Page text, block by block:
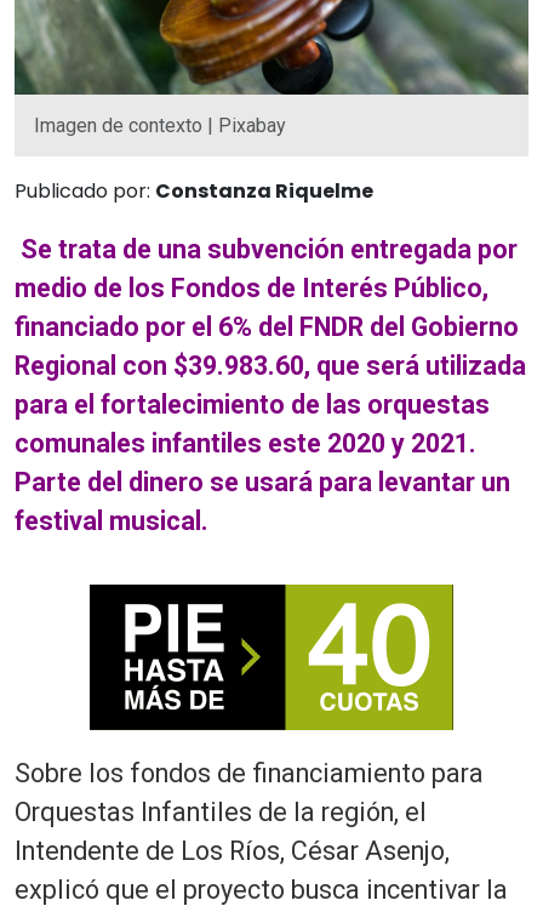
Imagen de contexto | Pixabay
Publicado por: Constanza Riquelme
Se trata de una subvención entregada por
medio de los Fondos de Interés Público,
financiado por el 6% del FNDR del Gobierno
Regional con $39.983.60, que será utilizada
para el fortalecimiento de las orquestas
comunales infantiles este 2020 y 2021.
Parte del dinero se usará para levantar un
festival musical.
Sobre los fondos de financiamiento para
Orquestas Infantiles de la región, el
Intendente de Los Ríos, César Asenjo,
explicó que el proyecto busca incentivar la